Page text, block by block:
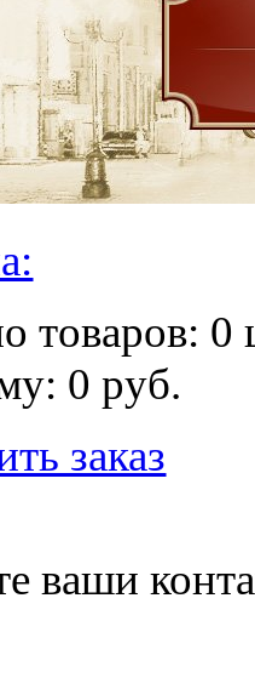
товаров: 0
0 руб.
заказ
ваши